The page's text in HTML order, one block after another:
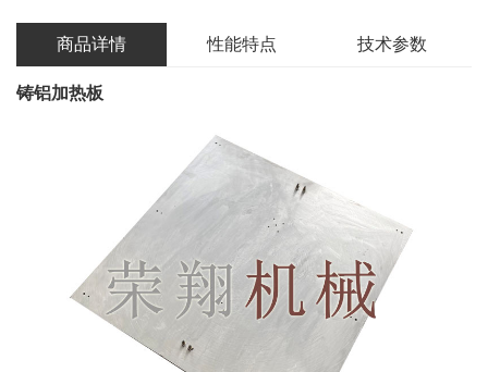
商品详情 性能特点 技术参数
铸铝加热板